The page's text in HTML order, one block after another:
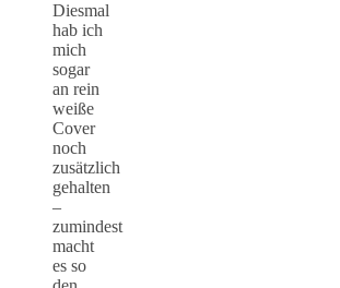
Diesmal
hab ich
mich
sogar
an rein
weiße
Cover
noch
zusätzlich
gehalten
–
zumindest
macht
es so